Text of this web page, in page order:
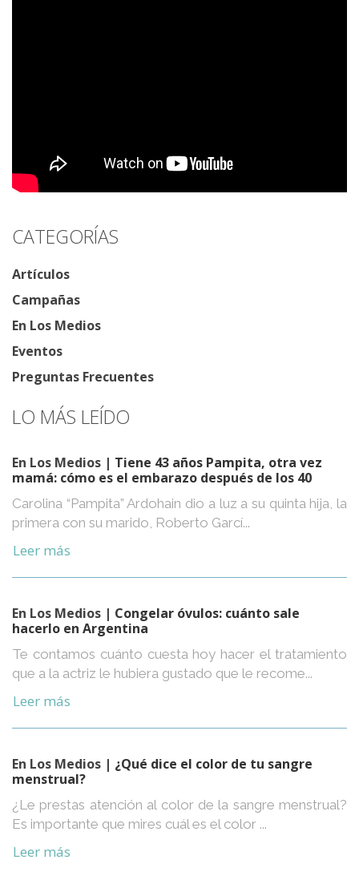
CATEGORÍAS
Artículos
Campañas
En Los Medios
Eventos
Preguntas Frecuentes
LO MÁS LEÍDO
En Los Medios | Tiene 43 años Pampita, otra vez
mamá: cómo es el embarazo después de los 40
Carolina “Pampita” Ardohain dio a luz a su quinta hija, la
primera con su marido, Roberto Garcí...
Leer más
En Los Medios | Congelar óvulos: cuánto sale
hacerlo en Argentina
Te contamos cuánto cuesta hoy hacer el tratamiento
que a la actriz le hubiera gustado que le recome...
Leer más
En Los Medios | ¿Qué dice el color de tu sangre
menstrual?
¿Le prestas atención al color de la sangre menstrual?
Es importante que mires cuál es el color ...
Leer más